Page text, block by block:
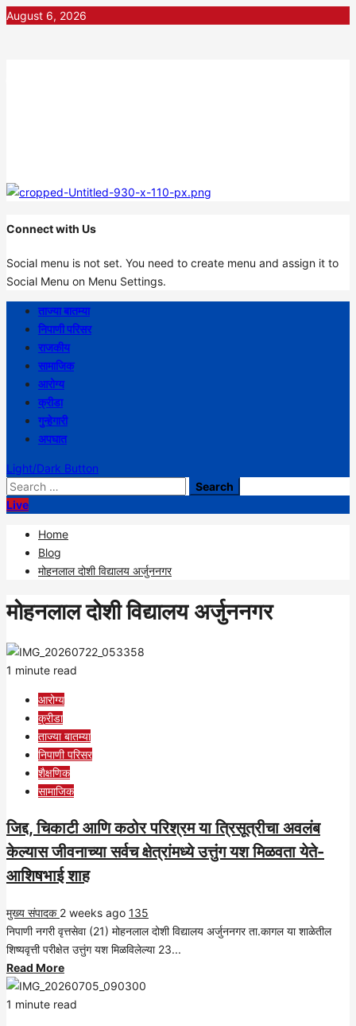
Skip
August 6, 2026
Connect with Us
Social menu is not set. You need to create menu and assign it to
Social Menu on Menu Settings.
Primary
Menu
ताज्या बातम्या
निपाणी परिसर
राजकीय
सामाजिक
आरोग्य
क्रीडा
गुन्हेगारी
अपघात
Light/Dark Button
Search
for:
Live
Home
Blog
मोहनलाल दोशी विद्यालय अर्जुननगर
मोहनलाल दोशी विद्यालय अर्जुननगर
1 minute read
आरोग्य
क्रीडा
ताज्या बातम्या
निपाणी परिसर
शैक्षणिक
सामाजिक
जिद्द, चिकाटी आणि कठोर परिश्रम या त्रिसूत्रीचा अवलंब
केल्यास जीवनाच्या सर्वच क्षेत्रांमध्ये उत्तुंग यश मिळवता येते-
आशिषभाई शाह
मुख्य संपादक 2 weeks ago 135
निपाणी नगरी वृत्तसेवा (21) मोहनलाल दोशी विद्यालय अर्जुननगर ता.कागल या शाळेतील
शिष्यवृत्ती परीक्षेत उत्तुंग यश मिळविलेल्या 23...
Read MoreRead
more
about
1 minute read